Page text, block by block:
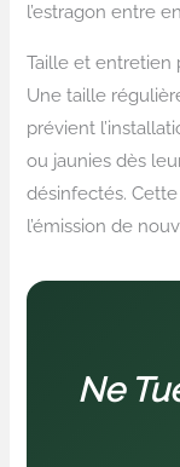
l’estragon entre
Taille et entretien
Une taille
prévient
ou jaunies dès
désinfectés.
l’émission de
Ne